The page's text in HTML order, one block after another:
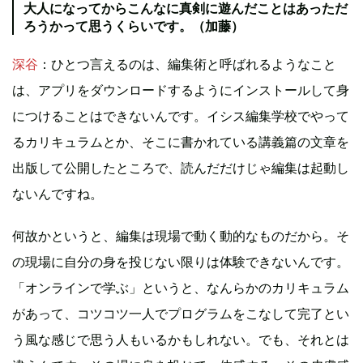
大人になってからこんなに真剣に遊んだことはあっただ
ろうかって思うくらいです。（加藤）
深谷 ：ひとつ言えるのは、編集術と呼ばれるようなこと
は、アプリをダウンロードするようにインストールして身
につけることはできないんです。イシス編集学校でやって
るカリキュラムとか、そこに書かれている講義篇の文章を
出版して公開したところで、読んだだけじゃ編集は起動し
ないんですね。
何故かというと、編集は現場で動く動的なものだから。そ
の現場に自分の身を投じない限りは体験できないんです。
「オンラインで学ぶ」というと、なんらかのカリキュラム
があって、コツコツ一人でプログラムをこなして完了とい
う風な感じで思う人もいるかもしれない。でも、それとは